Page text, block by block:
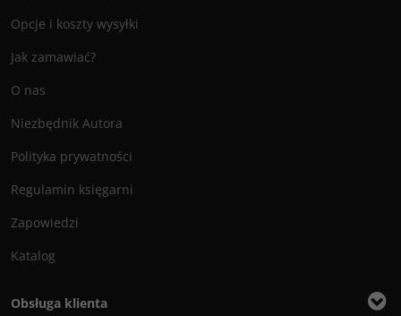
Opcje i koszty wysyłki
Jak zamawiać?
O nas
Niezbędnik Autora
Polityka prywatności
Regulamin księgarni
Zapowiedzi
Katalog
Obsługa klienta